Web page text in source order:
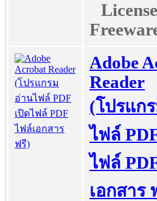
Adobe
Reader
(โปรแก
ไฟล์
ไฟล์
เอกสาร